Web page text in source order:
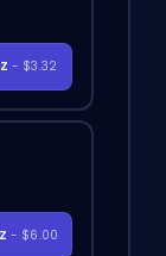
- $3.32
- $6.00